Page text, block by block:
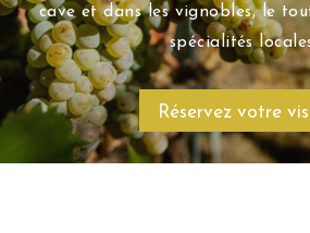
cave et dans les vignobles, le
spécialités
Réservez votre